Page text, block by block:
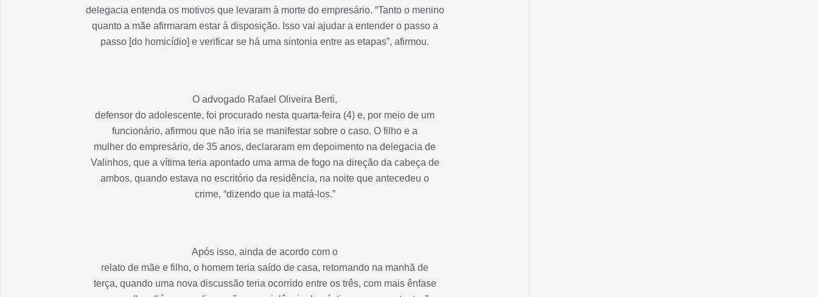
delegacia entenda os motivos que levaram à morte do empresário. “Tanto o menino
quanto a mãe afirmaram estar à disposição. Isso vai ajudar a entender o passo a
passo [do homicídio] e verificar se há uma sintonia entre as etapas”, afirmou.
O advogado Rafael Oliveira Berti,
defensor do adolescente, foi procurado nesta quarta-feira (4) e, por meio de um
funcionário, afirmou que não iria se manifestar sobre o caso. O filho e a
mulher do empresário, de 35 anos, declararam em depoimento na delegacia de
Valinhos, que a vítima teria apontado uma arma de fogo na direção da cabeça de
ambos, quando estava no escritório da residência, na noite que antecedeu o
crime, “dizendo que ia matá-los.”
Após isso, ainda de acordo com o
relato de mãe e filho, o homem teria saído de casa, retornando na manhã de
terça, quando uma nova discussão teria ocorrido entre os três, com mais ênfase